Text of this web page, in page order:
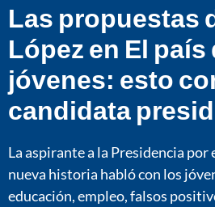
Las propuestas
López en El país
jóvenes: esto
candidata
La aspirante a la Presidencia
nueva historia habló con los
educación, empleo, falsos